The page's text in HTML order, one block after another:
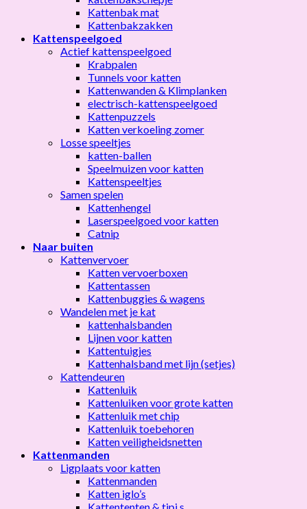
Kattenbak mat
Kattenbakzakken
Kattenspeelgoed
Actief kattenspeelgoed
Krabpalen
Tunnels voor katten
Kattenwanden & Klimplanken
electrisch-kattenspeelgoed
Kattenpuzzels
Katten verkoeling zomer
Losse speeltjes
katten-ballen
Speelmuizen voor katten
Kattenspeeltjes
Samen spelen
Kattenhengel
Laserspeelgoed voor katten
Catnip
Naar buiten
Kattenvervoer
Katten vervoerboxen
Kattentassen
Kattenbuggies & wagens
Wandelen met je kat
kattenhalsbanden
Lijnen voor katten
Kattentuigjes
Kattenhalsband met lijn (setjes)
Kattendeuren
Kattenluik
Kattenluiken voor grote katten
Kattenluik met chip
Kattenluik toebehoren
Katten veiligheidsnetten
Kattenmanden
Ligplaats voor katten
Kattenmanden
Katten iglo’s